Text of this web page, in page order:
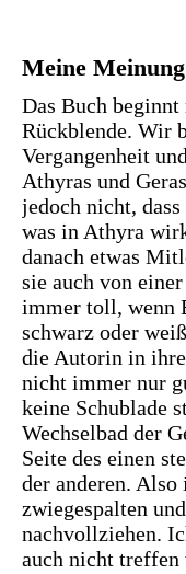
Meine Meinung
Das Buch
Rückblende. Wir
Vergangenheit
Athyras und
jedoch nicht,
was in Athyra
danach etwas
sie auch von
immer toll, wenn
schwarz oder
die Autorin in
nicht immer nur
keine Schublade
Wechselbad der
Seite des einen
der anderen.
zwiegespalten
nachvollziehen.
auch nicht treffen